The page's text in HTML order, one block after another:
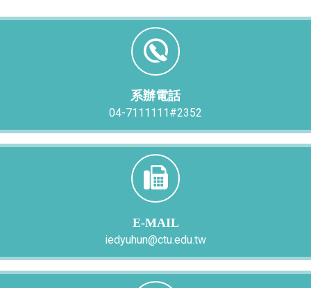
系辦電話
04-7111111#2352
E-MAIL
iedyuhun@ctu.edu.tw